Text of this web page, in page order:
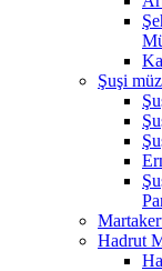
Şuşi
Hadrut